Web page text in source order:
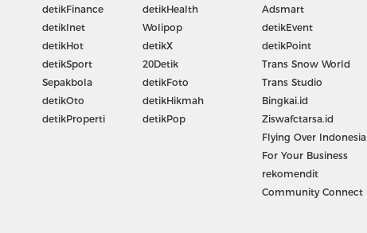
detikFinance
detikInet
detikHot
detikSport
Sepakbola
detikOto
detikProperti
detikHealth
Wolipop
detikX
20Detik
detikFoto
detikHikmah
detikPop
Adsmart
detikEvent
detikPoint
Trans Snow World
Trans Studio
Bingkai.id
Ziswafctarsa.id
Flying Over Indonesia
For Your Business
rekomendit
Community Connect